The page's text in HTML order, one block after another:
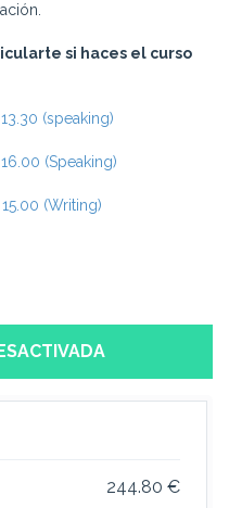
si haces el curso
(speaking)
(Speaking)
(Writing)
244.80 €